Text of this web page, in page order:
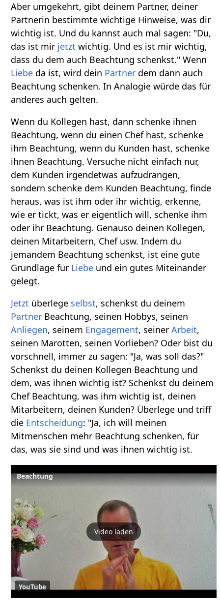
Aber umgekehrt, gibt deinem Partner, deiner
Partnerin bestimmte wichtige Hinweise, was dir
wichtig ist. Und du kannst auch mal sagen: "Du,
das ist mir jetzt wichtig. Und es ist mir wichtig,
dass du dem auch Beachtung schenkst." Wenn
Liebe da ist, wird dein Partner dem dann auch
Beachtung schenken. In Analogie würde das für
anderes auch gelten.
Wenn du Kollegen hast, dann schenke ihnen
Beachtung, wenn du einen Chef hast, schenke
ihm Beachtung, wenn du Kunden hast, schenke
ihnen Beachtung. Versuche nicht einfach nur,
dem Kunden irgendetwas aufzudrängen,
sondern schenke dem Kunden Beachtung, finde
heraus, was ist ihm oder ihr wichtig, erkenne,
wie er tickt, was er eigentlich will, schenke ihm
oder ihr Beachtung. Genauso deinen Kollegen,
deinen Mitarbeitern, Chef usw. Indem du
jemandem Beachtung schenkst, ist eine gute
Grundlage für Liebe und ein gutes Miteinander
gelegt.
Jetzt überlege selbst, schenkst du deinem
Partner Beachtung, seinen Hobbys, seinen
Anliegen, seinem Engagement, seinerArbeit,
seinen Marotten, seinen Vorlieben? Oder bist du
vorschnell, immer zu sagen: "Ja, was soll das?"
Schenkst du deinen Kollegen Beachtung und
dem, was ihnen wichtig ist? Schenkst du deinem
Chef Beachtung, was ihm wichtig ist, deinen
Mitarbeitern, deinen Kunden? Überlege und triff
die Entscheidung: "Ja, ich will meinen
Mitmenschen mehr Beachtung schenken, für
das, was sie sind und was ihnen wichtig ist.
Beachtung
Video laden
YouTube